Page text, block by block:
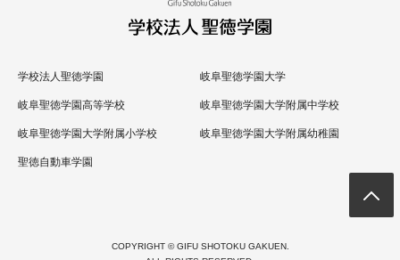
学校法人聖徳学園 岐阜聖徳学園大学
岐阜聖徳学園高等学校 岐阜聖徳学園大学附属中学校
岐阜聖徳学園大学附属小学校 岐阜聖徳学園大学附属幼稚園
聖徳自動車学園
COPYRIGHT © GIFU SHOTOKU GAKUEN.